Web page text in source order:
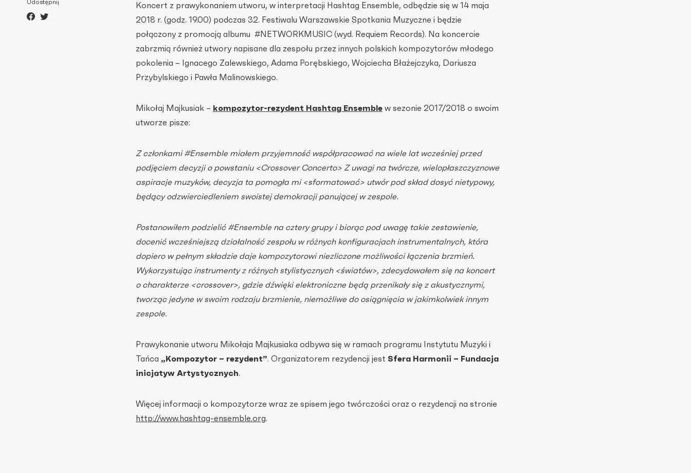
Udostępnij
Koncert z prawykonaniem utworu, w interpretacji Hashtag Ensemble, odbędzie się w 14 maja
2018 r. (godz. 19.00) podczas 32. Festiwalu Warszawskie Spotkania Muzyczne i będzie
połączony z promocją albumu #NETWORKMUSIC (wyd. Requiem Records). Na koncercie
zabrzmią również utwory napisane dla zespołu przez innych polskich kompozytorów młodego
pokolenia – Ignacego Zalewskiego, Adama Porębskiego, Wojciecha Błażejczyka, Dariusza
Przybylskiego i Pawła Malinowskiego.
Mikołaj Majkusiak – kompozytor-rezydent Hashtag Ensemble w sezonie 2017/2018 o swoim
utworze pisze:
Z członkami #Ensemble miałem przyjemność współpracować na wiele lat wcześniej przed
podjęciem decyzji o powstaniu <Crossover Concerto> Z uwagi na twórcze, wielopłaszczyznowe
aspiracje muzyków, decyzja ta pomogła mi <sformatować> utwór pod skład dosyć nietypowy,
będący odzwierciedleniem swoistej demokracji panującej w zespole.
Postanowiłem podzielić #Ensemble na cztery grupy i biorąc pod uwagę takie zestawienie,
docenić wcześniejszą działalność zespołu w różnych konfiguracjach instrumentalnych, która
dopiero w pełnym składzie daje kompozytorowi niezliczone możliwości łączenia brzmień.
Wykorzystując instrumenty z różnych stylistycznych <światów>, zdecydowałem się na koncert
o charakterze <crossover>, gdzie dźwięki elektroniczne będą przenikały się z akustycznymi,
tworząc jedyne w swoim rodzaju brzmienie, niemożliwe do osiągnięcia w jakimkolwiek innym
zespole.
Prawykonanie utworu Mikołaja Majkusiaka odbywa się w ramach programu Instytutu Muzyki i
Tańca „Kompozytor – rezydent”. Organizatorem rezydencji jest Sfera Harmonii – Fundacja
inicjatyw Artystycznych.
Więcej informacji o kompozytorze wraz ze spisem jego twórczości oraz o rezydencji na stronie
http://www.hashtag-ensemble.org.